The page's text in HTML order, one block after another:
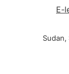
E-
Sudan,